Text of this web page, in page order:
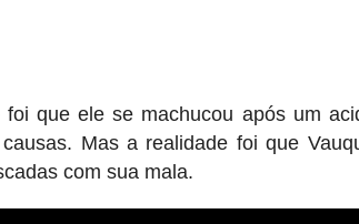
que ele se machucou após um
Mas a realidade foi que
com sua mala.